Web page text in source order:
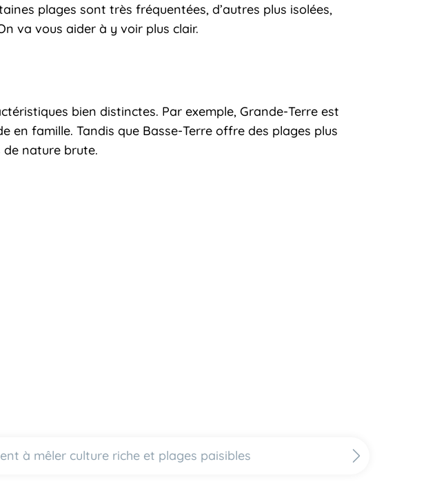
plages sont très fréquentées, d’autres plus isolées,
va vous aider à y voir plus clair.
bien distinctes. Par exemple, Grande-Terre est
en famille. Tandis que Basse-Terre offre des plages plus
nature brute.
à mêler culture riche et plages paisibles